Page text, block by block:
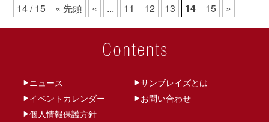
14 / 15 « 先頭 « ... 11 12 13 14 15 »
ニュース
サンブレイズとは
イベントカレンダー
お問い合わせ
個人情報保護方針